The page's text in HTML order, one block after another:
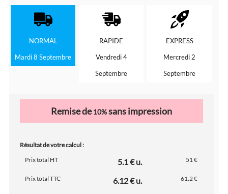
NORMAL
Mardi 8 Septembre
RAPIDE
Vendredi 4
Septembre
EXPRESS
Mercredi 2
Septembre
Remise de10%sans impression
Résultat de votre calcul :
Prix total HT
5.1 € u. 51 €
Prix total TTC 6.12 € u. 61.2 €